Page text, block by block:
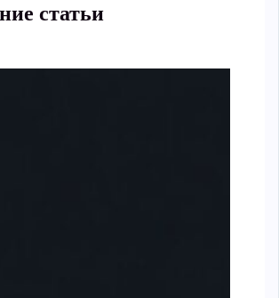
статьи